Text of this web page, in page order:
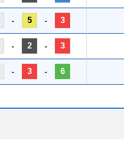
- 5 - 3
- 2 - 3
- 3 - 6